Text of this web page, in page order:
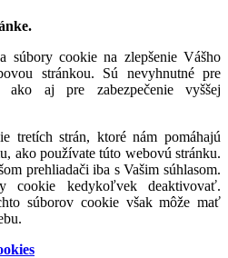
súbory cookie na zlepšenie Vášho
stránkou. Sú nevyhnutné pre
ako aj pre zabezpečenie vyššej
tretích strán, ktoré nám pomáhajú
ako používate túto webovú stránku.
prehliadači iba s Vašim súhlasom.
cookie kedykoľvek deaktivovať.
súborov cookie však môže mať